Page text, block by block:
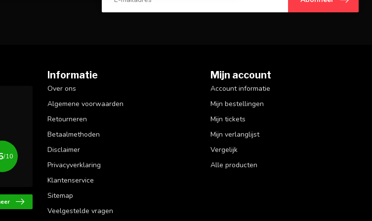
/10
Informatie
Over ons
Algemene voorwaarden
Retourneren
Betaalmethoden
Disclaimer
Privacyverklaring
Klantenservice
Sitemap
Veelgestelde vragen
Mijn account
Account informatie
Mijn bestellingen
Mijn tickets
Mijn verlanglijst
Vergelijk
Alle producten